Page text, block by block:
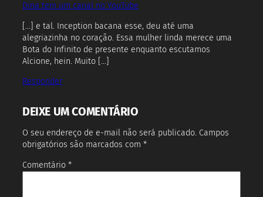
Dina tem um canal no YouTube
[…] e tal. Inception bacana esse, deu até uma
alegriazinha no coração. Essa mulher linda merece uma
Bota do Infinito de presente enquanto escutamos
Alcione, hein. Muito […]
Responder
DEIXE UM COMENTÁRIO
O seu endereço de e-mail não será publicado. Campos
obrigatórios são marcados com *
Comentário *